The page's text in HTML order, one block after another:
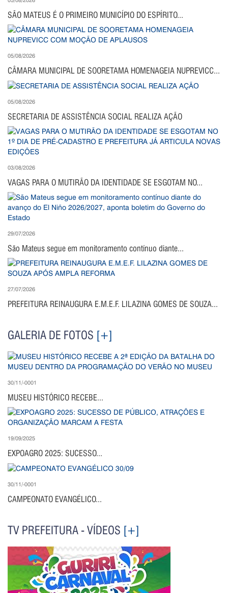
SÃO MATEUS É O PRIMEIRO MUNICÍPIO DO ESPÍRITO...
05/08/2026
CÂMARA MUNICIPAL DE SOORETAMA HOMENAGEIA NUPREVICC...
05/08/2026
SECRETARIA DE ASSISTÊNCIA SOCIAL REALIZA AÇÃO
03/08/2026
VAGAS PARA O MUTIRÃO DA IDENTIDADE SE ESGOTAM NO...
29/07/2026
São Mateus segue em monitoramento contínuo diante...
27/07/2026
PREFEITURA REINAUGURA E.M.E.F. LILAZINA GOMES DE SOUZA...
GALERIA DE FOTOS [+]
30/11/-0001
MUSEU HISTÓRICO RECEBE...
19/09/2025
EXPOAGRO 2025: SUCESSO...
30/11/-0001
CAMPEONATO EVANGÉLICO...
TV PREFEITURA - VÍDEOS [+]